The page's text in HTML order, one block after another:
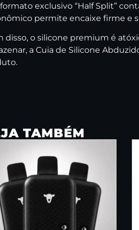
exclusivo “Half Split”
permite encaixe firme e
disso, o silicone premium é
a Cuia de Silicone
TAMBÉM